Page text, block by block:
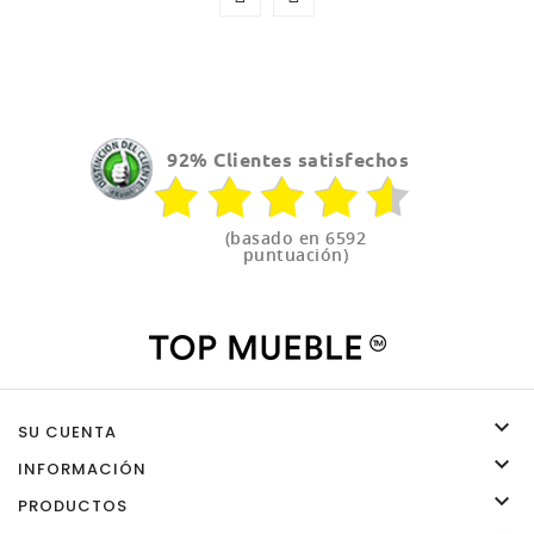
92% Clientes satisfechos
(basado en 6592
puntuación)
SU CUENTA 
INFORMACIÓN 
PRODUCTOS 